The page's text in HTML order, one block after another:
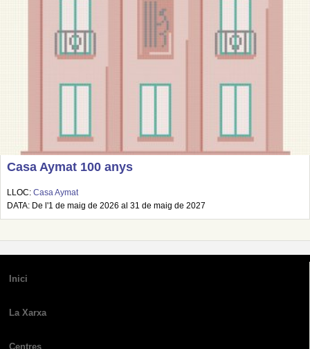
Casa Aymat 100 anys
LLOC: Casa Aymat
DATA: De l'1 de maig de 2026 al 31 de maig de 2027
Inici
La Xarxa
Centres